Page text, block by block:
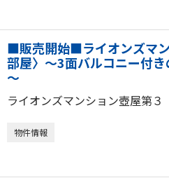
■販売開始■ライオンズマ
部屋〉～3面バルコニー付
～
ライオンズマンション壺屋第
物件情報